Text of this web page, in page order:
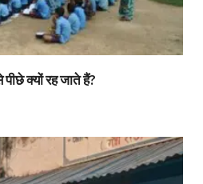
क्यों रह जाते हैं?